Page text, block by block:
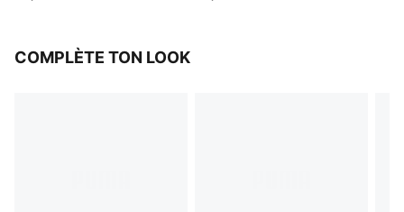
COMPLÈTE TON LOOK